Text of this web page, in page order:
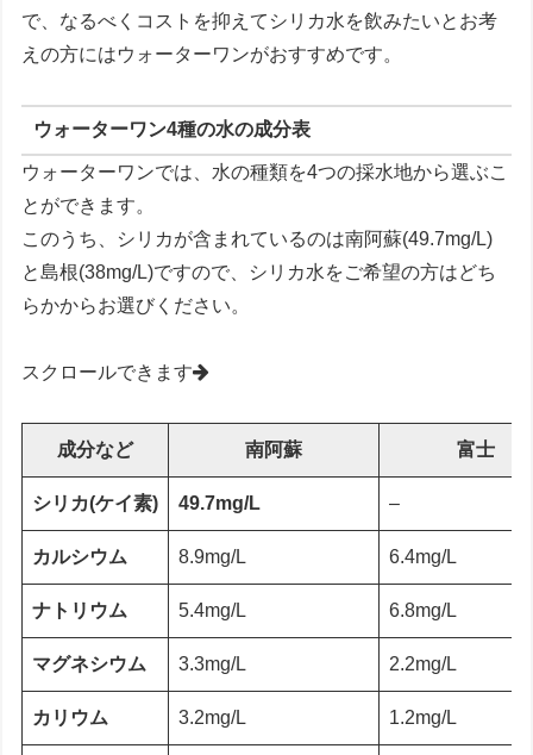
で、なるべくコストを抑えてシリカ水を飲みたいとお考
えの方にはウォーターワンがおすすめです。
ウォーターワン4種の水の成分表
ウォーターワンでは、水の種類を4つの採水地から選ぶこ
とができます。
このうち、シリカが含まれているのは南阿蘇(49.7mg/L)
と島根(38mg/L)ですので、シリカ水をご希望の方はどち
らかからお選びください。
スクロールできます
成分など 南阿蘇 富士
シリカ(ケイ素) 49.7mg/L –
カルシウム 8.9mg/L 6.4mg/L
ナトリウム 5.4mg/L 6.8mg/L
マグネシウム 3.3mg/L 2.2mg/L
カリウム 3.2mg/L 1.2mg/L